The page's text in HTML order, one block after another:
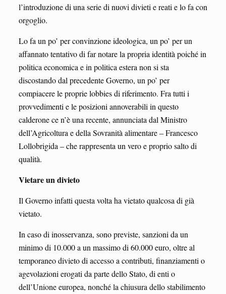
l’introduzione di una serie di nuovi divieti e reati e lo fa con
orgoglio.
Lo fa un po’ per convinzione ideologica, un po’ per un
affannato tentativo di far notare la propria identità poiché in
politica economica e in politica estera non si sta
discostando dal precedente Governo, un po’ per
compiacere le proprie lobbies di riferimento. Fra tutti i
provvedimenti e le posizioni annoverabili in questo
calderone ce n’è una recente, annunciata dal Ministro
dell’Agricoltura e della Sovranità alimentare – Francesco
Lollobrigida – che rappresenta un vero e proprio salto di
qualità.
Vietare un divieto
Il Governo infatti questa volta ha vietato qualcosa di già
vietato.
In caso di inosservanza, sono previste, sanzioni da un
minimo di 10.000 a un massimo di 60.000 euro, oltre al
temporaneo divieto di accesso a contributi, finanziamenti o
agevolazioni erogati da parte dello Stato, di enti o
dell’Unione europea, nonché la chiusura dello stabilimento